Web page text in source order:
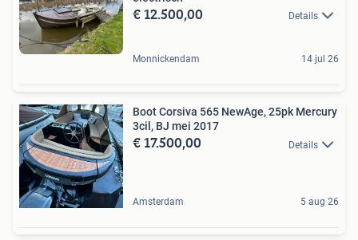
€ 12.500,00 Details
Monnickendam 14 jul 26
Boot Corsiva 565 NewAge, 25pk Mercury
3cil, BJ mei 2017
€ 17.500,00 Details
Amsterdam 5 aug 26